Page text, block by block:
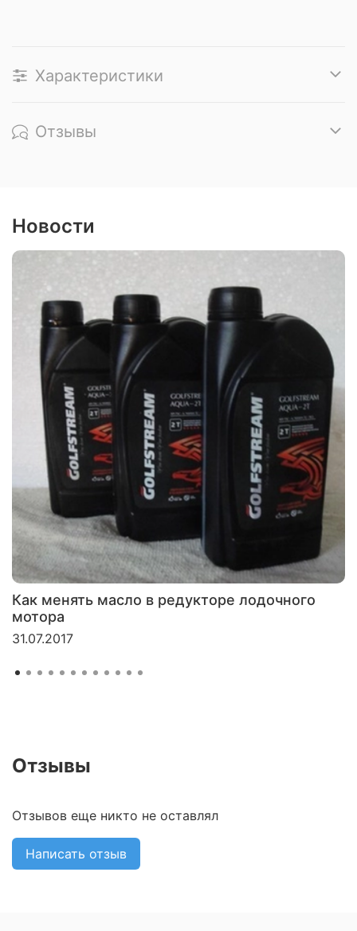
Характеристики
Отзывы
Новости
Как менять масло в редукторе лодочного
мотора
31.07.2017
Отзывы
Отзывов еще никто не оставлял
Написать отзыв